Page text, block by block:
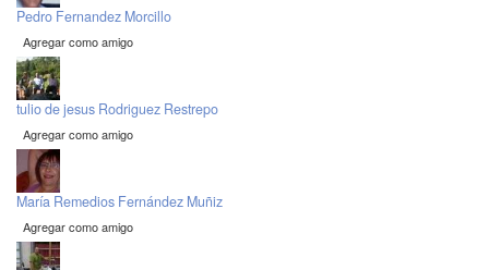
Pedro Fernandez Morcillo
Agregar como amigo
tulio de jesus Rodriguez Restrepo
Agregar como amigo
María Remedios Fernández Muñiz
Agregar como amigo